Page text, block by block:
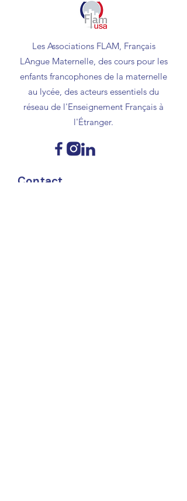
Les Associations FLAM, Français
LAngue Maternelle, des cours pour les
enfants francophones de la maternelle
au lycée, des acteurs essentiels du
réseau de l'Enseignement Français à
l'Étranger.
Contact